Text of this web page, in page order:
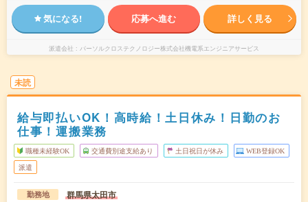
気になる! 応募へ進む 詳しく見る
派遣会社 パーソルクロステクノロジー株式会社機電系エンジニアサービス
未読
給与即払いOK！高時給！土日休み！日勤のお
仕事！運搬業務
職種未経験OK 交通費別途支給あり 土日祝日が休み WEB登録OK
派遣
勤務地 群馬県太田市